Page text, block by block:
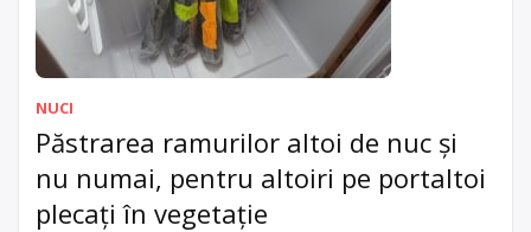
NUCI
Păstrarea ramurilor altoi de nuc și
nu numai, pentru altoiri pe portaltoi
plecați în vegetație